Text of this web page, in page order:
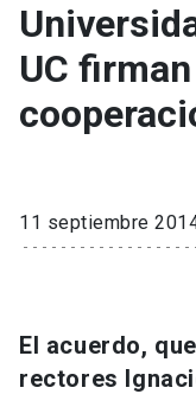
Facultades,
institutos
Investigación
Extensión
Universidad
UC
11 septiembre
El acuerdo,
rectores